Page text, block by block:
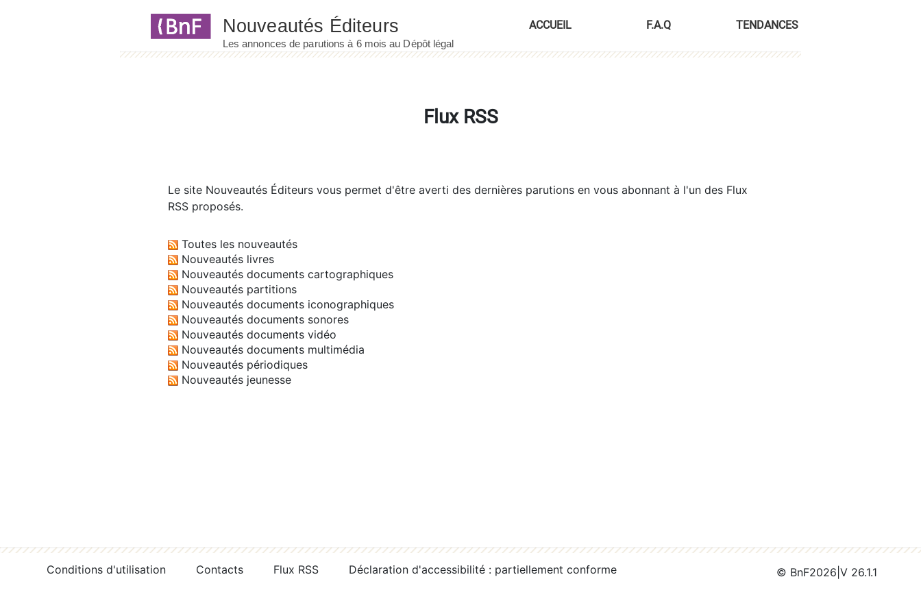
ACCUEIL F.A.Q TENDANCES
Flux RSS
Le site Nouveautés Éditeurs vous permet d'être averti des dernières parutions en vous abonnant à l'un des Flux
RSS proposés.
Toutes les nouveautés
Nouveautés livres
Nouveautés documents cartographiques
Nouveautés partitions
Nouveautés documents iconographiques
Nouveautés documents sonores
Nouveautés documents vidéo
Nouveautés documents multimédia
Nouveautés périodiques
Nouveautés jeunesse
Conditions d'utilisation Contacts Flux RSS Déclaration d'accessibilité : partiellement conforme © BnF2026 V 26.1.1